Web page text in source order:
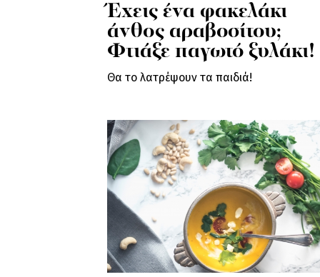
Έχεις ένα φακελάκι
άνθος αραβοσίτου;
Φτιάξε παγωτό ξυλάκι!
Θα το λατρέψουν τα παιδιά!